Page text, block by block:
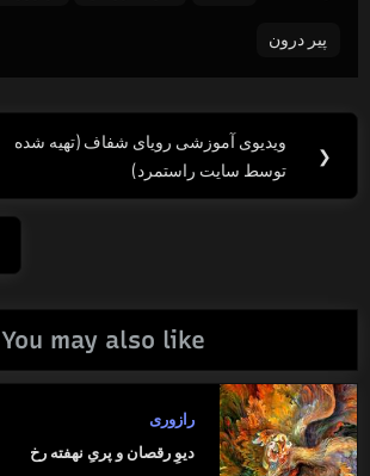
پیر درون
راهبری
نوشته
❮
Previous
Post:
ویدیوی آموزشی رویای شفاف (تهیه شده
توسط سایت راستمرد)
You may also like
رازوری
دیوِ رقصان و پریِ نهفته رخ